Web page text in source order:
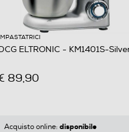
IMPASTATRICI
ELTRONIC - KM1401S-
89,90
Acquisto online: disponibile